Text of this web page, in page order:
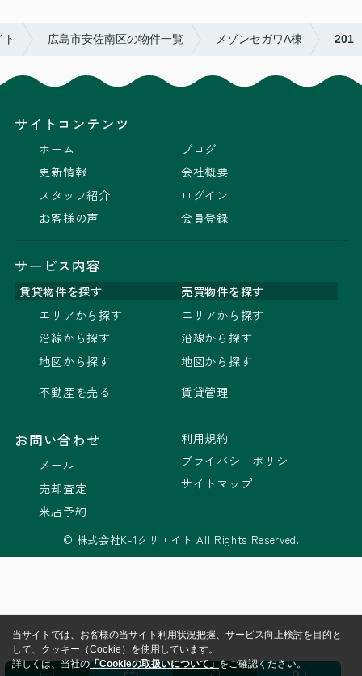
広島市安佐南区の物件一覧 メゾンセガワA棟 201
サイトコンテンツ
ホーム
更新情報
スタッフ紹介
お客様の声
ブログ
会社概要
ログイン
会員登録
サービス内容
賃貸物件を探す
売買物件を探す
エリアから探す
沿線から探す
地図から探す
不動産を売る
エリアから探す
沿線から探す
地図から探す
賃貸管理
お問い合わせ
メール
売却査定
来店予約
利用規約
プライバシーポリシー
サイトマップ
© 株式会社K-1クリエイト All Rights Reserved.
当サイトでは、お客様の当サイト利用状況把握、サービス向上検討を目的と
して、クッキー（Cookie）を使用しています。
詳しくは、当社の「Cookieの取扱いについて」をご確認ください。